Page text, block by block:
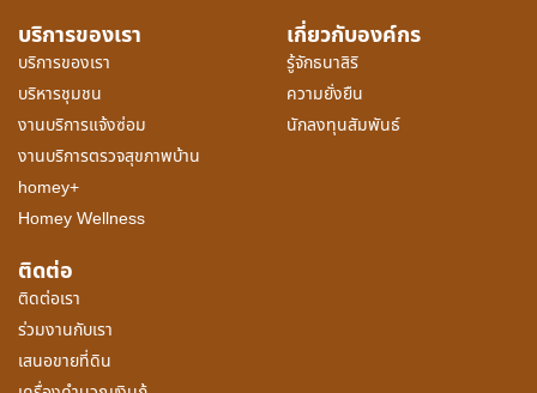
บริการของเรา
บริการของเรา
บริหารชุมชน
งานบริการแจ้งซ่อม
งานบริการตรวจสุขภาพบ้าน
homey+
Homey Wellness
เกี่ยวกับองค์กร
รู้จักธนาสิริ
ความยั่งยืน
นักลงทุนสัมพันธ์
ติดต่อ
ติดต่อเรา
ร่วมงานกับเรา
เสนอขายที่ดิน